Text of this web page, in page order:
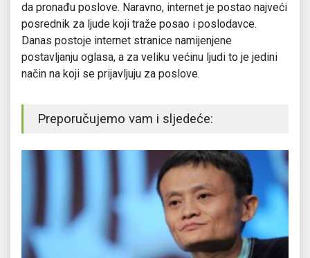
da pronađu poslove. Naravno, internet je postao najveći
posrednik za ljude koji traže posao i poslodavce.
Danas postoje internet stranice namijenjene
postavljanju oglasa, a za veliku većinu ljudi to je jedini
način na koji se prijavljuju za poslove.
Preporučujemo vam i sljedeće: